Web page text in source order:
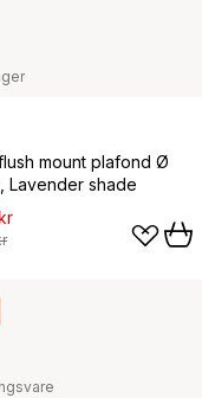
mount plafond Ø
Lavender shade